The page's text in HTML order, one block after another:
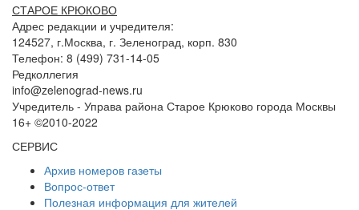
СТАРОЕ КРЮКОВО
Адрес редакции и учредителя:
124527, г.Москва, г. Зеленоград, корп. 830
Телефон: 8 (499) 731-14-05
Редколлегия
info@zelenograd-news.ru
Учредитель - Управа района Старое Крюково города Москвы
16+ ©2010-2022
СЕРВИС
Архив номеров газеты
Вопрос-ответ
Полезная информация для жителей